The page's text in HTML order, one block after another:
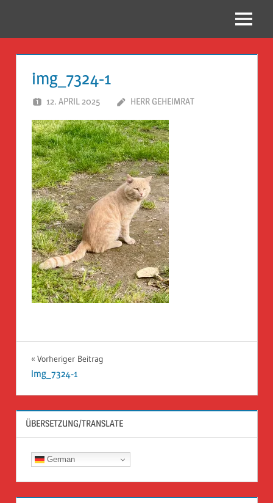
Guckloch
Herr
Geheimrat
auf
Reisen
Menü
img_7324-1
12. APRIL 2025 HERR GEHEIMRAT
Beitragsnavigation
Vorheriger Beitrag
img_7324-1
ÜBERSETZUNG/TRANSLATE
German